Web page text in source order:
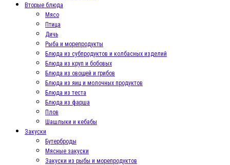
Вторые блюда
Мясо
Птица
Дичь
Рыба и морепродукты
Блюда из субпродуктов и колбасных изделий
Блюда из круп и бобовых
Блюда из овощей и грибов
Блюда из яиц и молочных продуктов
Блюда из теста
Блюда из фарша
Плов
Шашлыки и кебабы
Закуски
Бутерброды
Мясные закуски
Закуски из рыбы и морепродуктов